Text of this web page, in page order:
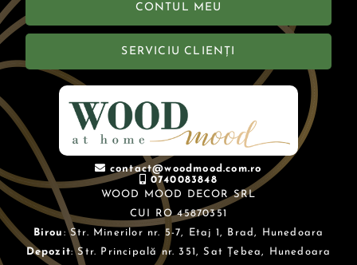
CONTUL MEU
SERVICIU CLIENȚI
contact@woodmood.com.ro
0740083848
WOOD MOOD DECOR SRL
CUI RO 45870351
Birou : Str. Minerilor nr. 5-7, Etaj 1, Brad, Hunedoara
Depozit: Str. Principală nr. 351, Sat Țebea, Hunedoara